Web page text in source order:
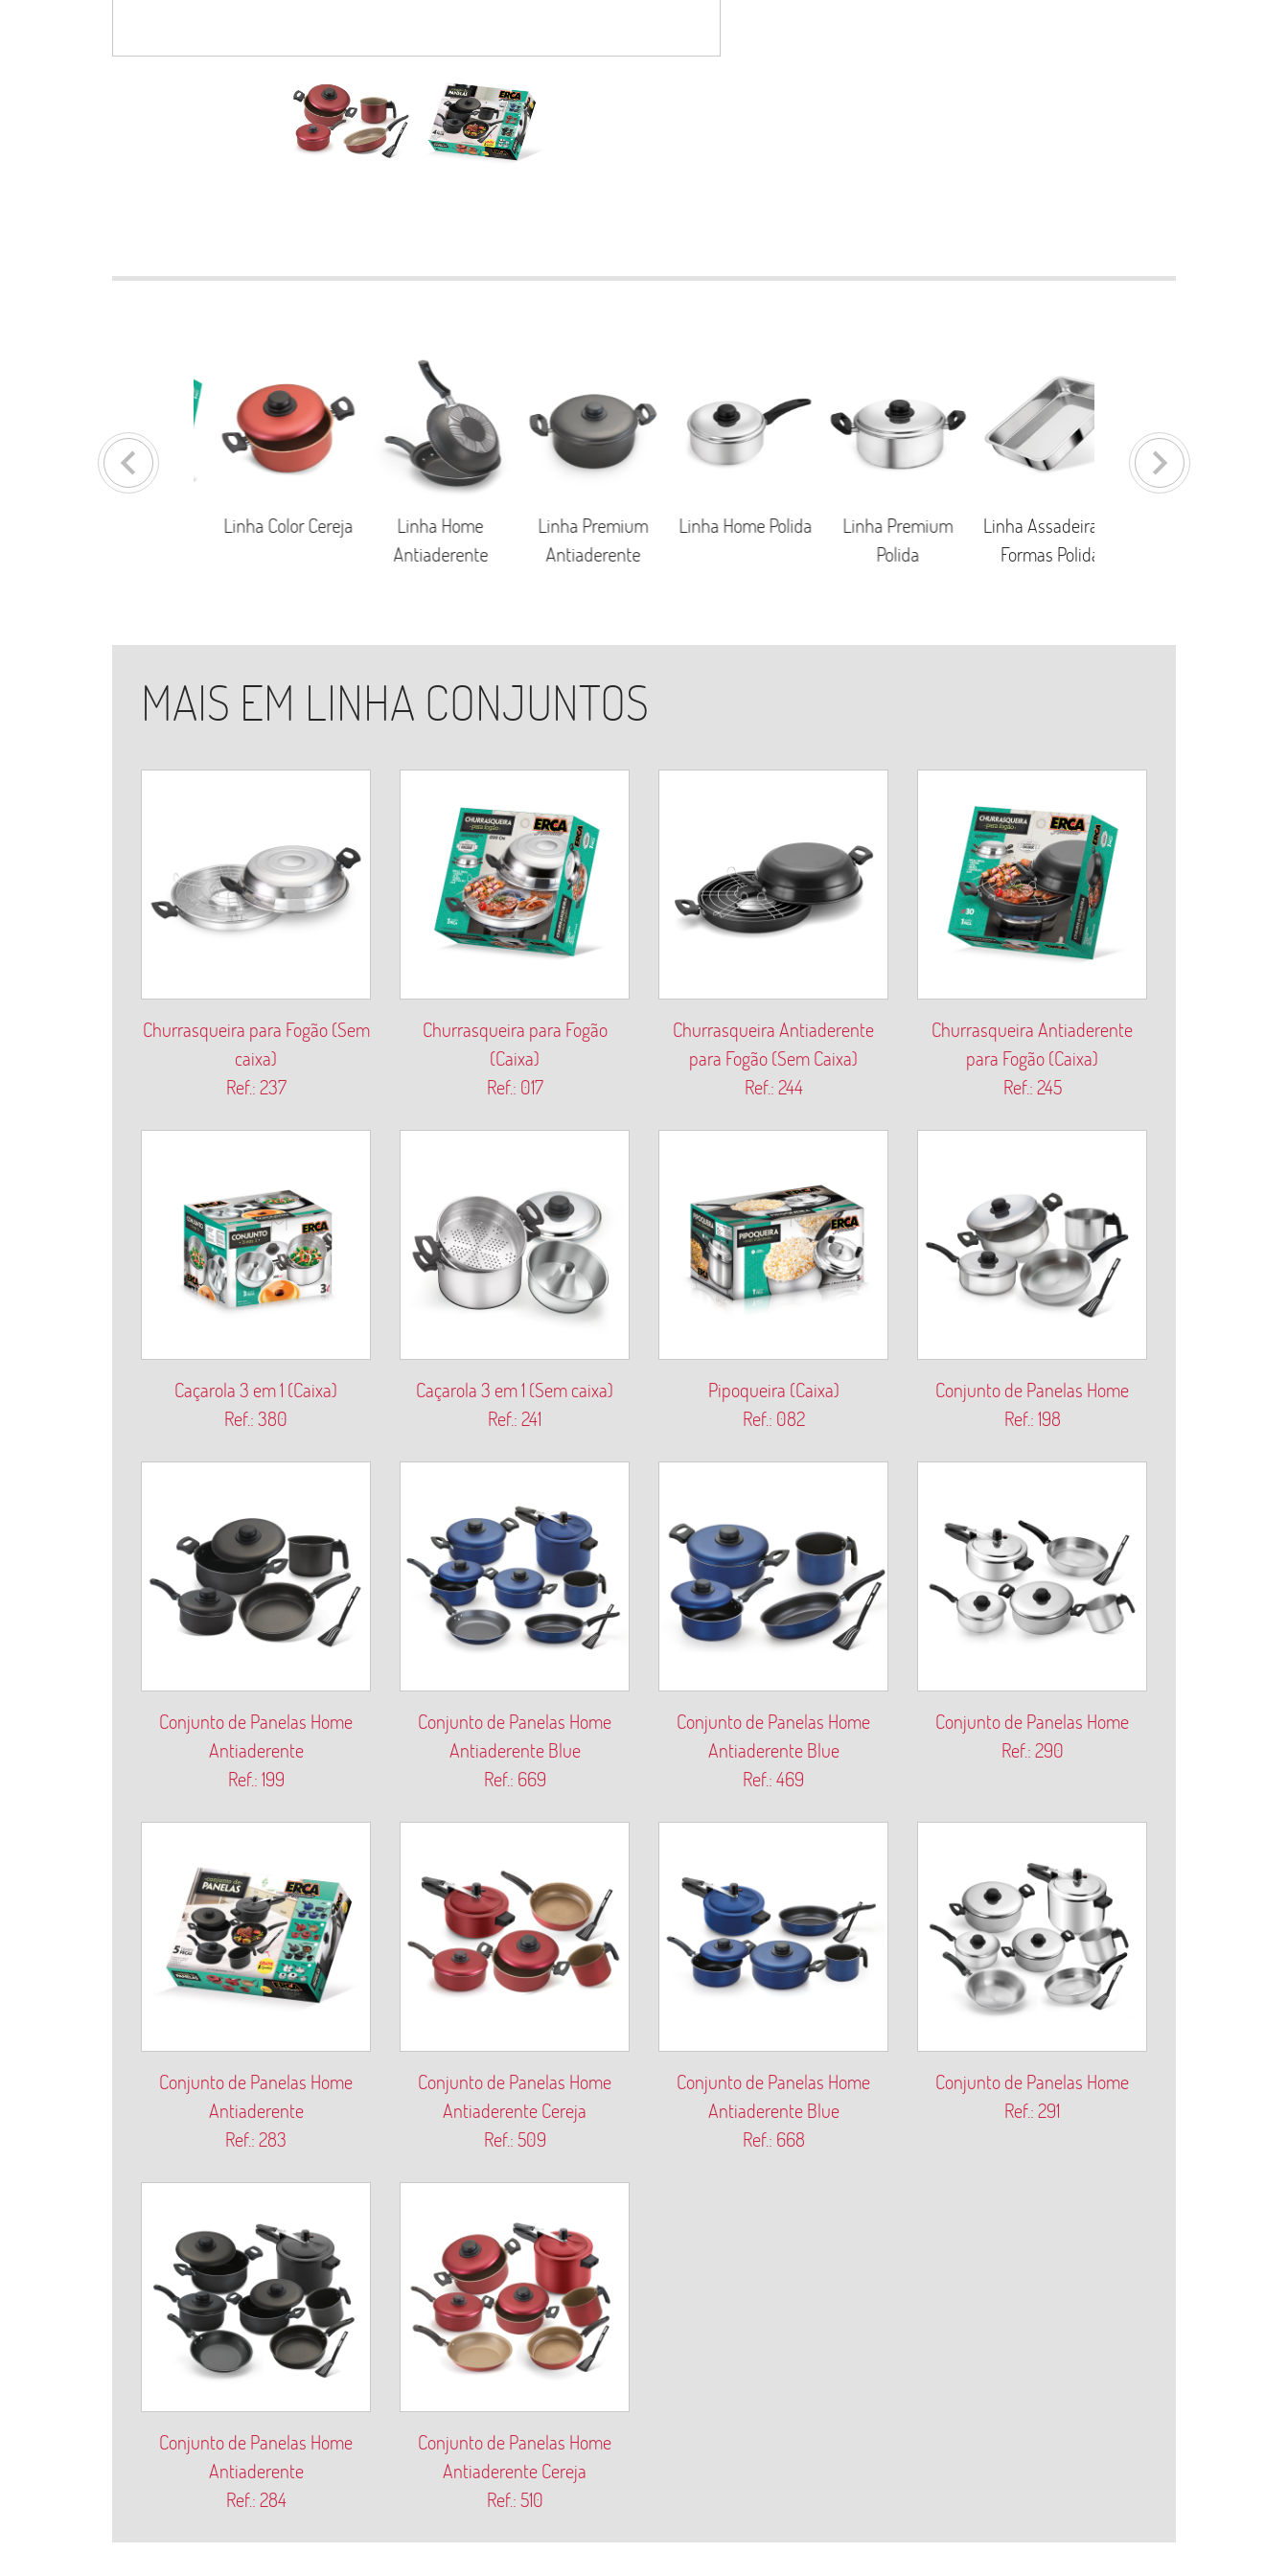
keyboard_arrow_left
Linha Color Cereja
Linha Home
Antiaderente
Linha Premium
Antiaderente
Linha Home Polida
Linha Premium
Polida
Linha Assadeiras e
Formas Polida
keyboard_arrow_right
MAIS EM LINHA CONJUNTOS
Churrasqueira para Fogão (Sem
caixa)
Ref.: 237
Churrasqueira para Fogão
(Caixa)
Ref.: 017
Churrasqueira Antiaderente
para Fogão (Sem Caixa)
Ref.: 244
Churrasqueira Antiaderente
para Fogão (Caixa)
Ref.: 245
Caçarola 3 em 1 (Caixa)
Ref.: 380
Caçarola 3 em 1 (Sem caixa)
Ref.: 241
Pipoqueira (Caixa)
Ref.: 082
Conjunto de Panelas Home
Ref.: 198
Conjunto de Panelas Home
Antiaderente
Ref.: 199
Conjunto de Panelas Home
Antiaderente Blue
Ref.: 669
Conjunto de Panelas Home
Antiaderente Blue
Ref.: 469
Conjunto de Panelas Home
Ref.: 290
Conjunto de Panelas Home
Antiaderente
Ref.: 283
Conjunto de Panelas Home
Antiaderente Cereja
Ref.: 509
Conjunto de Panelas Home
Antiaderente Blue
Ref.: 668
Conjunto de Panelas Home
Ref.: 291
Conjunto de Panelas Home
Antiaderente
Ref.: 284
Conjunto de Panelas Home
Antiaderente Cereja
Ref.: 510